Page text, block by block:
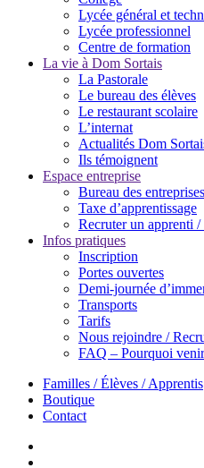
Lycée général et
Lycée professionnel
Centre de formation
La vie à Dom Sortais
La Pastorale
Le bureau des élèves
Le restaurant scolaire
L’internat
Actualités Dom
Ils témoignent
Espace entreprise
Bureau des entreprises
Taxe d’apprentissage
Recruter un apprenti /
Infos pratiques
Inscription
Portes ouvertes
Demi-journée
Transports
Tarifs
Nous rejoindre /
FAQ – Pourquoi
Familles / Élèves / Apprentis
Boutique
Contact